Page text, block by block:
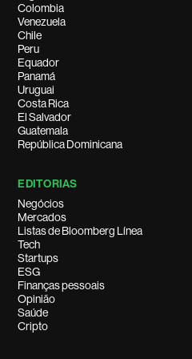
Colombia
Venezuela
Chile
Peru
Equador
Panamá
Uruguai
Costa Rica
El Salvador
Guatemala
República Dominicana
EDITORIAS
Negócios
Mercados
Listas de Bloomberg Línea
Tech
Startups
ESG
Finanças pessoais
Opinião
Saúde
Cripto